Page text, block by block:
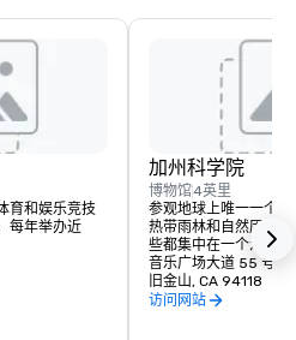
育和娱乐竞技
每年举办近
加州科学院
博物馆4英里
参观地球上唯一一个
热带雨林和自然历史
些都集中在一个活生
音乐广场大道 55 号
旧金山, CA 94118
访问网站